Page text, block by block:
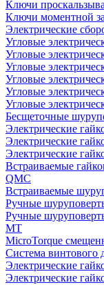
Ключи
Ключи моментной
Электрические
Угловые
Угловые
Угловые
Угловые
Угловые
Угловые
Бесщеточные
Электрические
Электрические
Электрические
Встраиваемые
QMC
Встраиваемые
Ручные
Ручные
MT
MicroTorque
Система винтового
Электрические
Электрические